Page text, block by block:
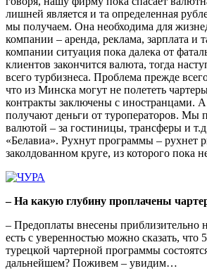
лишней является и та определенная
мы получаем. Она необходима для
компании – аренда, реклама, зарплата и
компании ситуация пока далека от
клиентов закончится валюта, тогда
всего турбизнеса. Проблема прежде
что из Минска могут не полететь
контракты заключены с иностранцами.
получают деньги от туроператоров. Мы
валютой – за гостиницы, трансферы и
«Белавиа». Рухнут программы – рухнет
заколдованном круге, из которого пока
– На какую глубину проплачены
– Предоплаты внесены приблизительно
есть с уверенностью можно сказать, что
турецкой чартерной программы
дальнейшем? Поживем – увидим…